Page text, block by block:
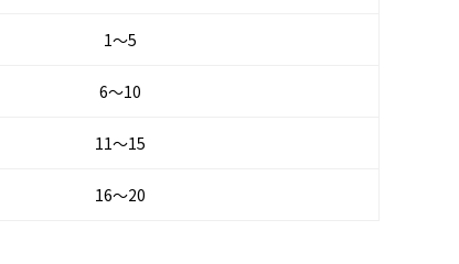
1～5
6～10
11～15
16～20